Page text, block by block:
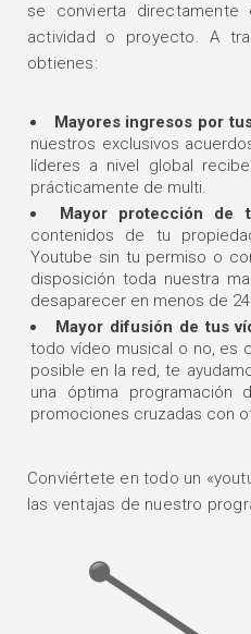
se convierta
actividad o proyecto. A
obtienes:
Mayores ingresos por
nuestros exclusivos
líderes a nivel global
prácticamente de multi.
Mayor protección de
contenidos de tu
Youtube sin tu permiso o
disposición toda nuestra
desaparecer en menos de
Mayor difusión de tus
todo vídeo musical o no, es
posible en la red, te
una óptima
promociones cruzadas con
Conviértete en todo un
las ventajas de nuestro